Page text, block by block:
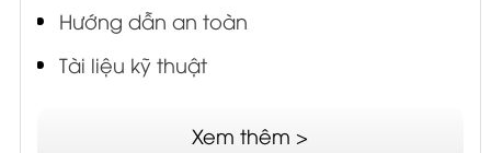
Tài liệu kỹ thuật